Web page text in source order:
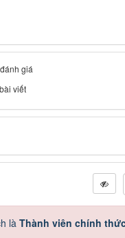
giá
viết
là Thành viên chính